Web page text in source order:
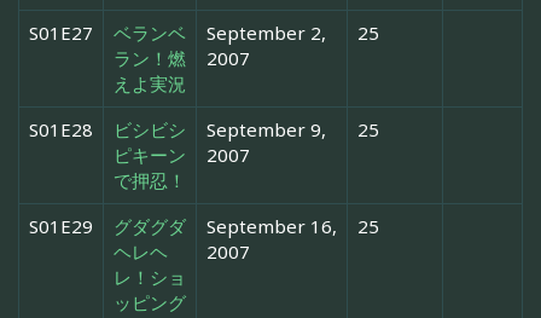
S01E27
ベランベ
ラン！燃
えよ実況
September 2,
2007
25
S01E28
ビシビシ
ピキーン
で押忍！
September 9,
2007
25
S01E29
グダグダ
ヘレヘ
レ！ショ
ッピング
September 16,
2007
25